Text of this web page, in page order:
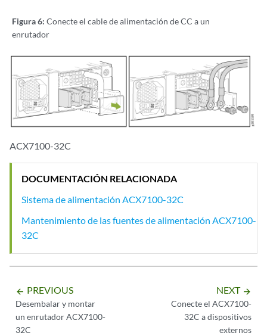
Figura 6: Conecte el cable de alimentación de CC a un
enrutador
ACX7100-32C
DOCUMENTACIÓN RELACIONADA
Sistema de alimentación ACX7100-32C
Mantenimiento de las fuentes de alimentación ACX7100-
32C
arrow_backward PREVIOUS
Desembalar y montar
un enrutador ACX7100-
32C
NEXT arrow_forward
Conecte el ACX7100-
32C a dispositivos
externos